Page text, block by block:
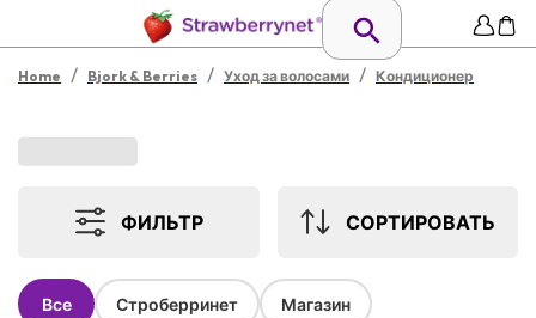
Home / Bjork & Berries / Уход за волосами / Кондиционер
ФИЛЬТР СОРТИРОВАТЬ
Все Строберринет Магазин